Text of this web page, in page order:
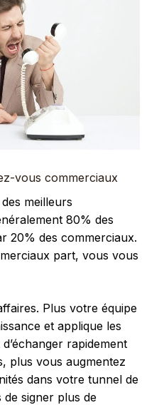
vous commerciaux
meilleurs
80% des
20% des commerciaux.
part, vous vous
Plus votre équipe
et applique les
rapidement
plus vous augmentez
dans votre tunnel de
signer plus de